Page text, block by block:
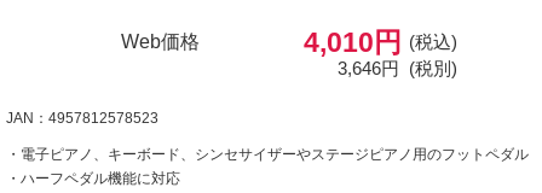
Web価格 4,010円
(税込)
3,646円 (税別)
JAN：4957812578523
・電子ピアノ、キーボード、シンセサイザーやステージピアノ用のフットペダル
・ハーフペダル機能に対応